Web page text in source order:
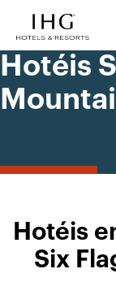
Hotéis
Hotéis
Six